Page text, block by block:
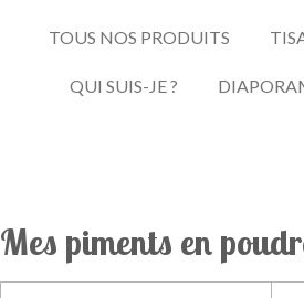
TOUS NOS PRODUITS
QUI SUIS-JE ?
Mes piments en